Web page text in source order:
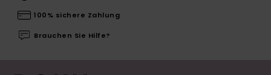
100% sichere Zahlung
Brauchen Sie Hilfe?